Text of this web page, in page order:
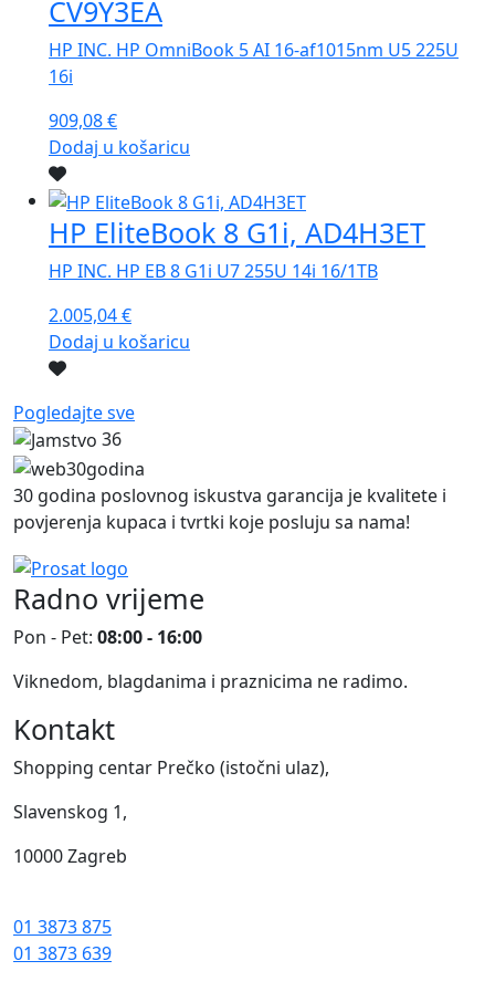
CV9Y3EA
HP INC. HP OmniBook 5 AI 16-af1015nm U5 225U
16i
909,08€
Dodaj u košaricu
HP EliteBook 8 G1i, AD4H3ET
HP INC. HP EB 8 G1i U7 255U 14i 16/1TB
2.005,04€
Dodaj u košaricu
Pogledajte sve
36
30 godina poslovnog iskustva garancija je kvalitete i
povjerenja kupaca i tvrtki koje posluju sa nama!
Radno vrijeme
Pon - Pet: 08:00 - 16:00
Viknedom, blagdanima i praznicima ne radimo.
Kontakt
Shopping centar Prečko (istočni ulaz),
Slavenskog 1,
10000 Zagreb
01 3873 875
01 3873 639